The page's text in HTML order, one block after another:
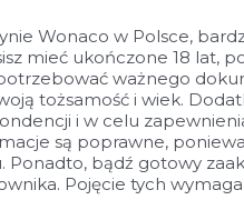
Wonaco w Polsce,
mieć ukończone 18 lat,
ważnego
tożsamość i wiek.
i w celu
są poprawne,
Ponadto, bądź gotowy
Pojęcie tych